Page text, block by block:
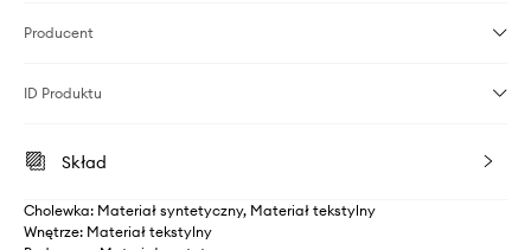
Producent
ID Produktu
Skład
Cholewka: Materiał syntetyczny, Materiał tekstylny
Wnętrze: Materiał tekstylny